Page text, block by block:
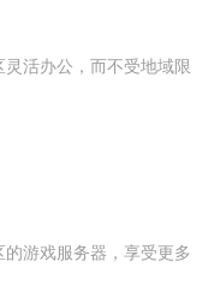
活办公，而不受地域限
游戏服务器，享受更多